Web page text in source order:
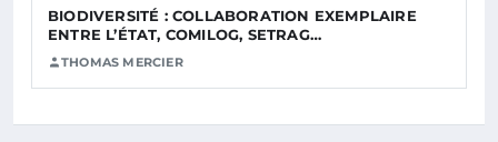
BIODIVERSITÉ : COLLABORATION EXEMPLAIRE
ENTRE L’ÉTAT, COMILOG, SETRAG…
THOMAS MERCIER